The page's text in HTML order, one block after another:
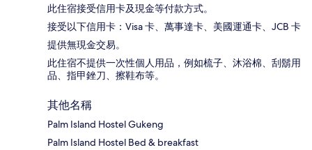
此住宿接受信用卡及現金等付款方式。
接受以下信用卡：Visa 卡、萬事達卡、美國運通卡、JCB 卡
提供無現金交易。
此住宿不提供一次性個人用品，例如梳子、沐浴棉、刮鬍用
品、指甲銼刀、擦鞋布等。
其他名稱
Palm Island Hostel Gukeng
Palm Island Hostel Bed & breakfast